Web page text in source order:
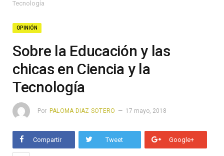
Tecnología
OPINIÓN
Sobre la Educación y las
chicas en Ciencia y la
Tecnología
Por PALOMA DIAZ SOTERO 17 mayo, 2018
Compartir Tweet Google+